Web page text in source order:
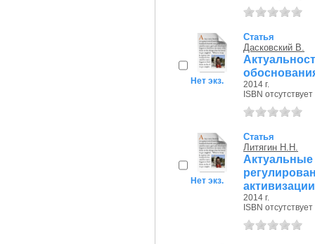
Нет экз.
Статья
Дасковский В.
2014 г.
ISBN отсутствует
Нет экз.
Статья
Литягин Н.Н.
2014 г.
ISBN отсутствует